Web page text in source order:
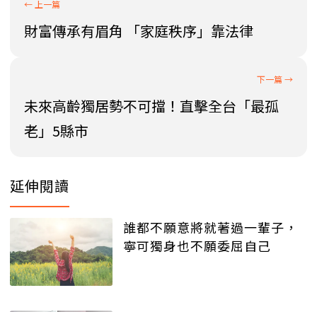
財富傳承有眉角 「家庭秩序」靠法律
未來高齡獨居勢不可擋！直擊全台「最孤
老」5縣市
延伸閱讀
誰都不願意將就著過一輩子，
寧可獨身也不願委屈自己